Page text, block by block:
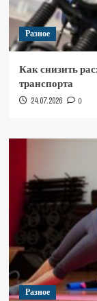
Разное
Как снизить
транспорта
24.07.2026 0
Разное